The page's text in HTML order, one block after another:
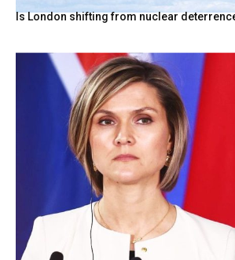
Is London shifting from nuclear